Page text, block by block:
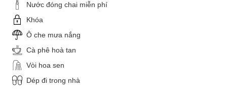
Nước đóng chai miễn phí
Khóa
Ô che mưa nắng
Cà phê hoà tan
Vòi hoa sen
Dép đi trong nhà